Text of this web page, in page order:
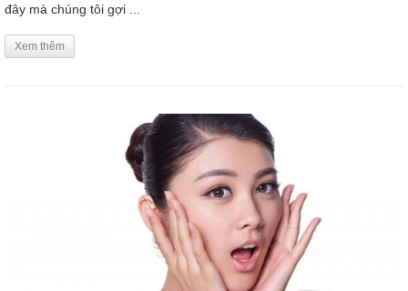
đây mà chúng tôi gợi ...
Xem thêm